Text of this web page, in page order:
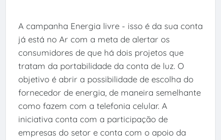
A campanha Energia livre - isso é da sua conta
já está no Ar com a meta de alertar os
consumidores de que há dois projetos que
tratam da portabilidade da conta de luz. O
objetivo é abrir a possibilidade de escolha do
fornecedor de energia, de maneira semelhante
como fazem com a telefonia celular. A
iniciativa conta com a participação de
empresas do setor e conta com o apoio da